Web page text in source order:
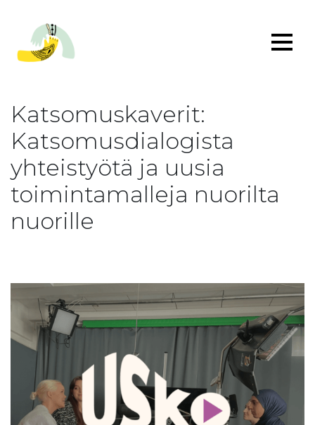
Katsomuskaverit:
Katsomusdialogista
yhteistyötä ja uusia
toimintamalleja nuorilta
nuorille